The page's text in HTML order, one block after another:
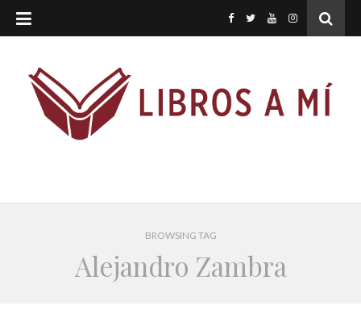
BROWSING TAG
Alejandro Zambra